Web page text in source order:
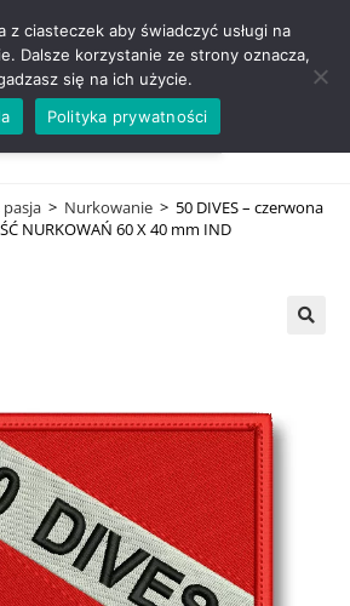
TEL. 600 352 938
> Nurkowanie > 50 DIVES – czerwona
NURKOWAŃ 60 X 40 mm IND
z ciasteczek aby świadczyć usługi na
Dalsze korzystanie ze strony oznacza,
się na ich użycie.
Polityka prywatności